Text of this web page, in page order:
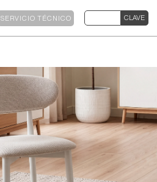
SERVICIO TÉCNICO